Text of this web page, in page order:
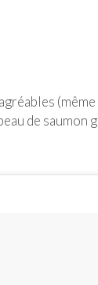
(même
de